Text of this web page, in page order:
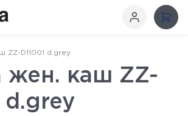
ZZ-D11001 d.grey
жен. каш ZZ-
d.grey